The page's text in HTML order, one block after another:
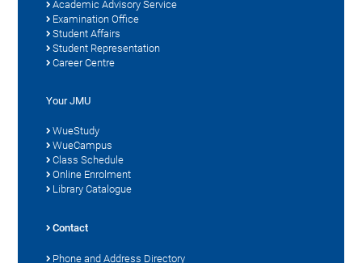
Academic Advisory Service
Examination Office
Student Affairs
Student Representation
Career Centre
Your JMU
WueStudy
WueCampus
Class Schedule
Online Enrolment
Library Catalogue
Contact
Phone and Address Directory